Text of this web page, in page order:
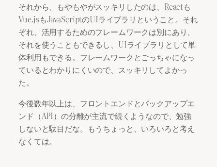
それから、もやもやがスッキリしたのは、Reactも
Vue.jsもJavaScriptのUIライブラリということ。それ
ぞれ、活用するためのフレームワークは別にあり、
それを使うこともできるし、UIライブラリとして単
体利用もできる。フレームワークとごっちゃになっ
ているとわかりにくいので、スッキリしてよかっ
た。
今後数年以上は、フロントエンドとバックアップエ
ンド（API）の分離が主流で続くようなので、勉強
しないと駄目だな。もうちょっと、いろいろと考え
なくては。